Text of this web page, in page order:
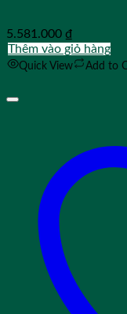
5.581.000 ₫
Thêm vào giỏ hàng
Quick View Add to